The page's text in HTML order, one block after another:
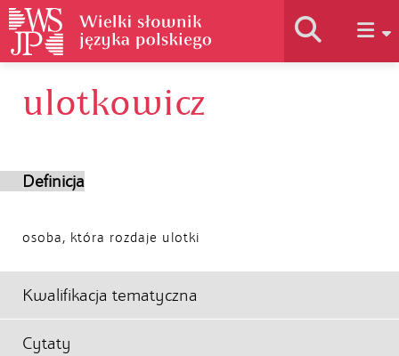
Historia słownika
ulotkowicz
Definicja
osoba, która rozdaje ulotki
Kwalifikacja tematyczna
Cytaty